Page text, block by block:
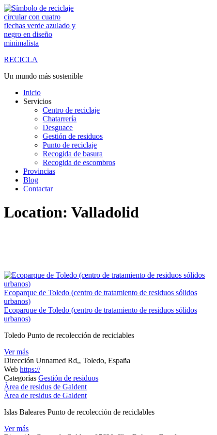
Saltar
al
contenido
RECICLA
Un mundo más sostenible
Inicio
Servicios
Centro de reciclaje
Chatarrería
Desguace
Gestión de residuos
Punto de reciclaje
Recogida de basura
Recogida de escombros
Provincias
Blog
Contactar
Location: Valladolid
Ecoparque de Toledo (centro de tratamiento de residuos sólidos
urbanos)
Ecoparque de Toledo (centro de tratamiento de residuos sólidos
urbanos)
Toledo Punto de recolección de reciclables
Ver más
Dirección Unnamed Rd,, Toledo, España
Web https://
Categorías Gestión de residuos
Àrea de residus de Galdent
Àrea de residus de Galdent
Islas Baleares Punto de recolección de reciclables
Ver más